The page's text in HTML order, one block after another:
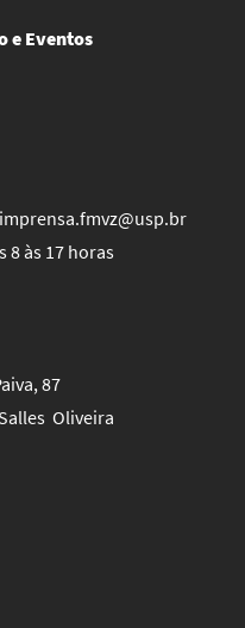
e Eventos
8 às 17 horas
87
Oliveira